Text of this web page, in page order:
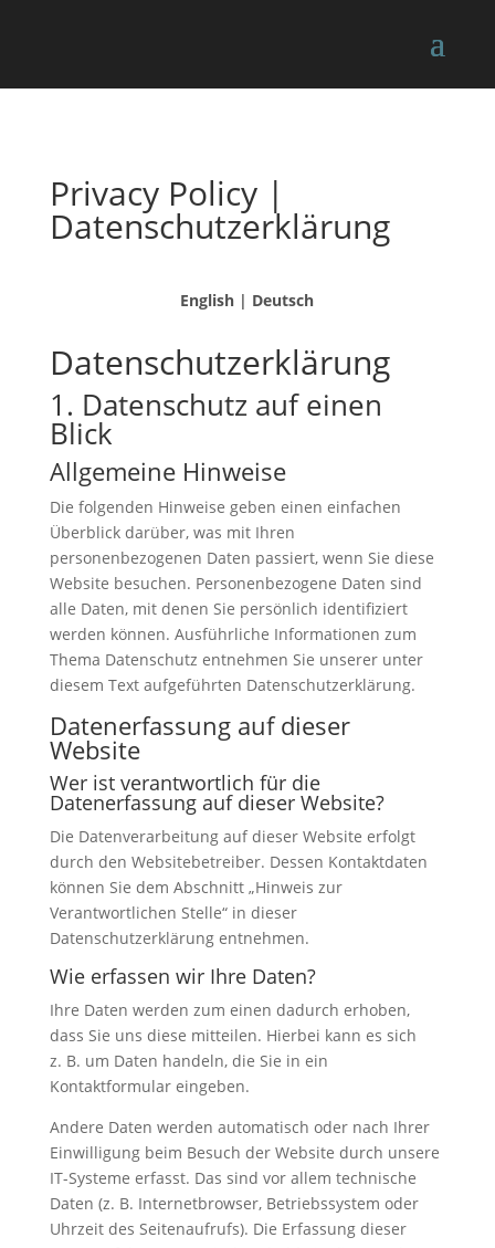
Privacy Policy |
Datenschutzerklärung
English | Deutsch
Datenschutz­erklärung
1. Datenschutz auf einen
Blick
Allgemeine Hinweise
Die folgenden Hinweise geben einen einfachen
Überblick darüber, was mit Ihren
personenbezogenen Daten passiert, wenn Sie diese
Website besuchen. Personenbezogene Daten sind
alle Daten, mit denen Sie persönlich identifiziert
werden können. Ausführliche Informationen zum
Thema Datenschutz entnehmen Sie unserer unter
diesem Text aufgeführten Datenschutzerklärung.
Datenerfassung auf dieser
Website
Wer ist verantwortlich für die
Datenerfassung auf dieser Website?
Die Datenverarbeitung auf dieser Website erfolgt
durch den Websitebetreiber. Dessen Kontaktdaten
können Sie dem Abschnitt „Hinweis zur
Verantwortlichen Stelle“ in dieser
Datenschutzerklärung entnehmen.
Wie erfassen wir Ihre Daten?
Ihre Daten werden zum einen dadurch erhoben,
dass Sie uns diese mitteilen. Hierbei kann es sich
z. B. um Daten handeln, die Sie in ein
Kontaktformular eingeben.
Andere Daten werden automatisch oder nach Ihrer
Einwilligung beim Besuch der Website durch unsere
IT-Systeme erfasst. Das sind vor allem technische
Daten (z. B. Internetbrowser, Betriebssystem oder
Uhrzeit des Seitenaufrufs). Die Erfassung dieser